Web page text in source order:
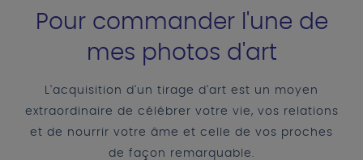
Pour commander l'une de
mes photos d'art
L'acquisition d'un tirage d'art est un moyen
extraordinaire de célébrer votre vie, vos relations
et de nourrir votre âme et celle de vos proches
de façon remarquable.